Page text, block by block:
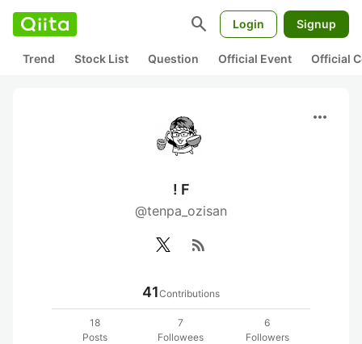
search Login Signup
Trend Stock List Question Official Event Official
more_horiz
! F
@tenpa_ozisan
rss_feed
41Contributions
18
Posts
7
Followees
6
Followers